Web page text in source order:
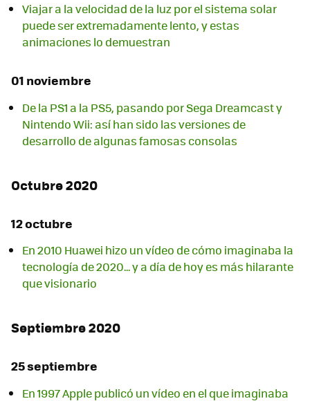
Viajar a la velocidad de la luz por el sistema solar
puede ser extremadamente lento, y estas
animaciones lo demuestran
01 noviembre
De la PS1 a la PS5, pasando por Sega Dreamcast y
Nintendo Wii: así han sido las versiones de
desarrollo de algunas famosas consolas
Octubre 2020
12 octubre
En 2010 Huawei hizo un vídeo de cómo imaginaba la
tecnología de 2020... y a día de hoy es más hilarante
que visionario
Septiembre 2020
25 septiembre
En 1997 Apple publicó un vídeo en el que imaginaba